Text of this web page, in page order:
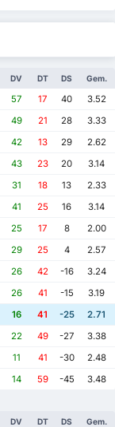
DV DT DS Gem.
57 17 40
3.52
49 21 28
3.33
42 13 29
2.62
43 23 20
3.14
31 18 13
2.33
41 25 16
3.14
25 17 8
2.00
29 25 4
2.57
26 42 -16
3.24
26 41 -15
3.19
16 41 -25
2.71
22 49 -27
3.38
11 41 -30
2.48
14 59 -45 3.48
DV DT DS Gem.